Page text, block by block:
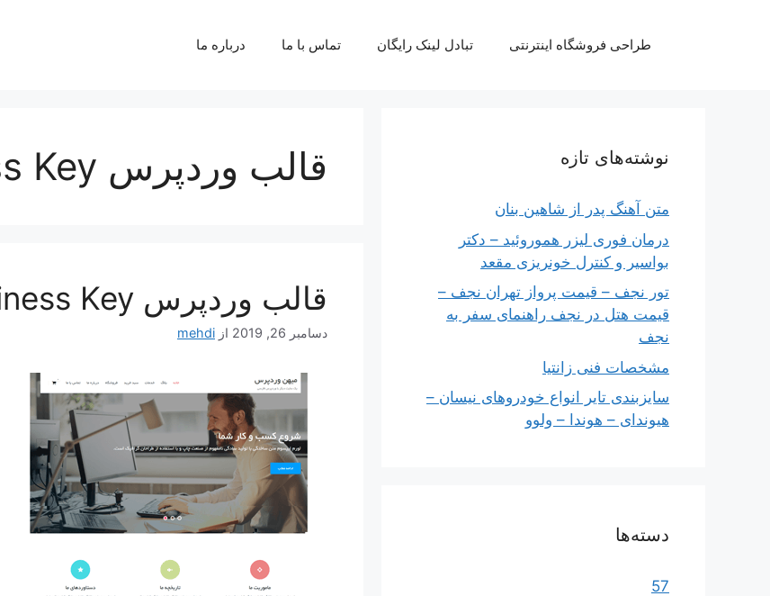
طراحی فروشگاه اینترنتی تبادل لینک رایگان تماس با ما درباره ما
قالب وردپرس Business Key فارسی
قالب وردپرس Business Key فارسی
دسامبر 26, 2019 از mehdi
نوشته‌های تازه
متن آهنگ پدر از شاهین بنان
درمان فوری لیزر هموروئید – دکتر
بواسیر و کنترل خونریزی مقعد
تور نجف – قیمت پرواز تهران نجف –
قیمت هتل در نجف راهنمای سفر به
نجف
مشخصات فنی زانتیا
سایزبندی تایر انواع خودروهای نیسان –
هیوندای – هوندا – ولوو
دسته‌ها
57